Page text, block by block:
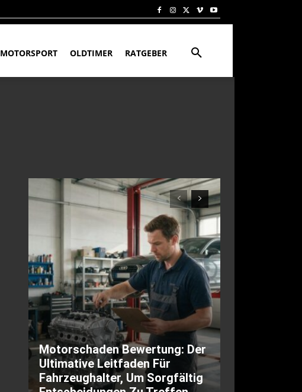
MOTORSPORT OLDTIMER RATGEBER
Motorschaden Bewertung: Der
Ultimative Leitfaden Für
Fahrzeughalter, Um Sorgfältig